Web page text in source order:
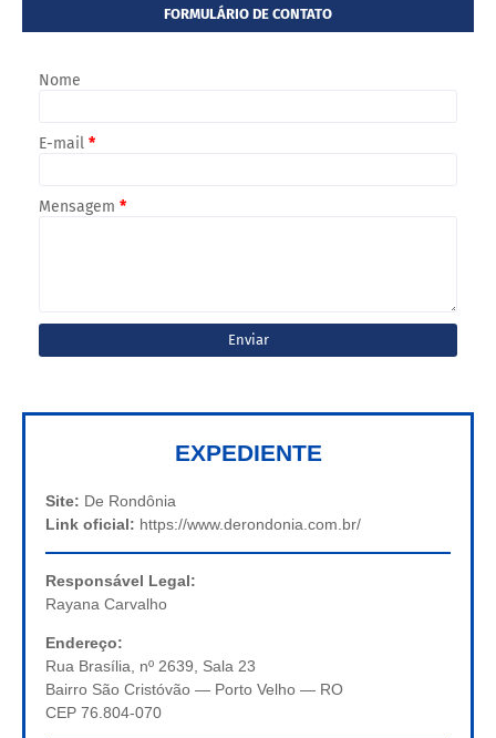
FORMULÁRIO DE CONTATO
Nome
E-mail *
Mensagem *
EXPEDIENTE
Site: De Rondônia
Link oficial: https://www.derondonia.com.br/
Responsável Legal:
Rayana Carvalho
Endereço:
Rua Brasília, nº 2639, Sala 23
Bairro São Cristóvão — Porto Velho — RO
CEP 76.804-070